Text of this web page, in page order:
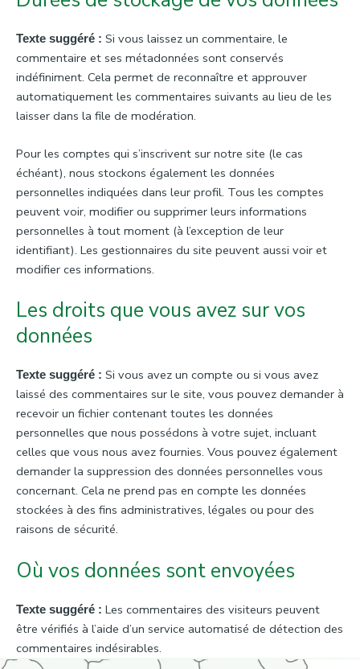
Texte suggéré : Si vous laissez un commentaire, le
commentaire et ses métadonnées sont conservés
indéfiniment. Cela permet de reconnaître et approuver
automatiquement les commentaires suivants au lieu de les
laisser dans la file de modération.
Pour les comptes qui s’inscrivent sur notre site (le cas
échéant), nous stockons également les données
personnelles indiquées dans leur profil. Tous les comptes
peuvent voir, modifier ou supprimer leurs informations
personnelles à tout moment (à l’exception de leur
identifiant). Les gestionnaires du site peuvent aussi voir et
modifier ces informations.
Les droits que vous avez sur vos
données
Texte suggéré : Si vous avez un compte ou si vous avez
laissé des commentaires sur le site, vous pouvez demander à
recevoir un fichier contenant toutes les données
personnelles que nous possédons à votre sujet, incluant
celles que vous nous avez fournies. Vous pouvez également
demander la suppression des données personnelles vous
concernant. Cela ne prend pas en compte les données
stockées à des fins administratives, légales ou pour des
raisons de sécurité.
Où vos données sont envoyées
Texte suggéré : Les commentaires des visiteurs peuvent
être vérifiés à l’aide d’un service automatisé de détection des
commentaires indésirables.